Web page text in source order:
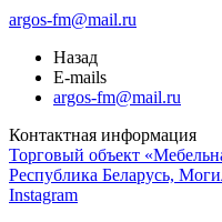
argos-fm@mail.ru
Назад
E-mails
argos-fm@mail.ru
Контактная информация
Торговый объект
Республика Беларусь,
Instagram